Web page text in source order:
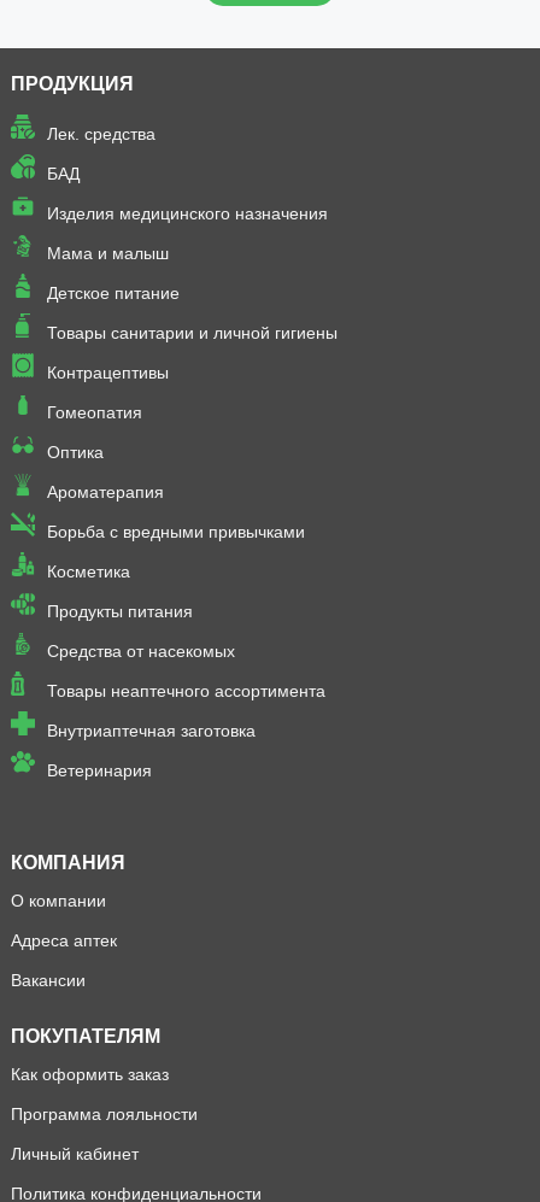
ПРОДУКЦИЯ
Лек. средства
БАД
Изделия медицинского назначения
Мама и малыш
Детское питание
Товары санитарии и личной гигиены
Контрацептивы
Гомеопатия
Оптика
Ароматерапия
Борьба с вредными привычками
Косметика
Продукты питания
Средства от насекомых
Товары неаптечного ассортимента
Внутриаптечная заготовка
Ветеринария
КОМПАНИЯ
О компании
Адреса аптек
Вакансии
ПОКУПАТЕЛЯМ
Как оформить заказ
Программа лояльности
Личный кабинет
Политика конфиденциальности